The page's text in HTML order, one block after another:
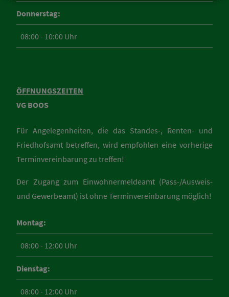
Donnerstag:
08:00 - 10:00 Uhr
ÖFFNUNGSZEITEN
VG BOOS
Für Angelegenheiten, die das Standes-, Renten- und
Friedhofsamt betreffen, wird empfohlen eine vorherige
Terminvereinbarung zu treffen!
Der Zugang zum Einwohnermeldeamt (Pass-/Ausweis-
und Gewerbeamt) ist ohne Terminvereinbarung möglich!
Montag:
08:00 - 12:00 Uhr
Dienstag:
08:00 - 12:00 Uhr